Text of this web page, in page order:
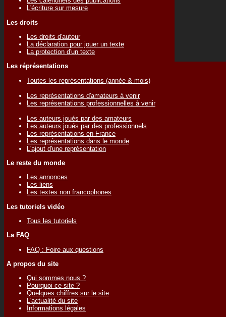
L'écriture sur mesure
Les droits
Les droits d'auteur
La déclaration pour jouer un texte
La protection d'un texte
Les réprésentations
Toutes les représentations (année & mois)
Les représentations d'amateurs à venir
Les représentations professionnelles à venir
Les auteurs joués par des amateurs
Les auteurs joués par des professionnels
Les représentations en France
Les représentations dans le monde
L'ajout d'une représentation
Le reste du monde
Les annonces
Les liens
Les textes non francophones
Les tutoriels vidéo
Tous les tutoriels
La FAQ
FAQ : Foire aux questions
A propos du site
Qui sommes nous ?
Pourquoi ce site ?
Quelques chiffres sur le site
L'actualité du site
Informations légales